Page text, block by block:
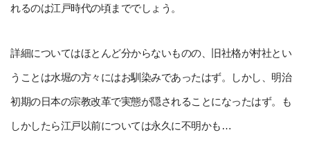
れるのは江戸時代の頃まででしょう。
詳細についてはほとんど分からないものの、旧社格が村社とい
うことは水堀の方々にはお馴染みであったはず。しかし、明治
初期の日本の宗教改革で実態が隠されることになったはず。も
しかしたら江戸以前については永久に不明かも…